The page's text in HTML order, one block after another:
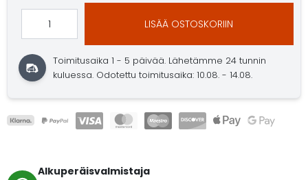
LISÄÄ OSTOSKORIIN
Toimitusaika 1 - 5 päivää. Lähetämme 24 tunnin
kuluessa. Odotettu toimitusaika: 10.08. - 14.08.
Alkuperäisvalmistaja